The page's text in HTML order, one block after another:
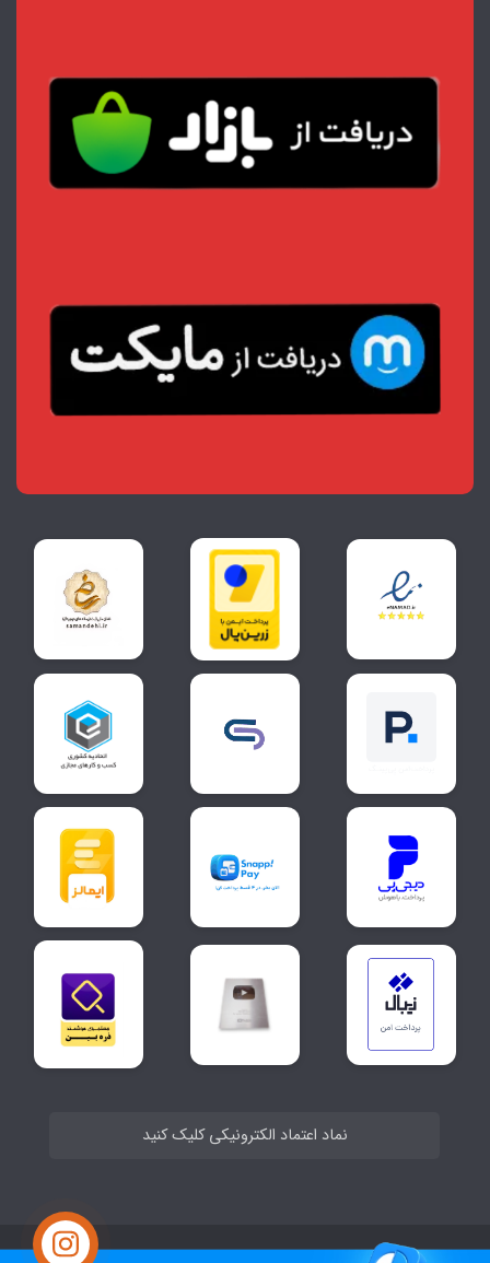
نماد اعتماد الکترونیکی کلیک کنید